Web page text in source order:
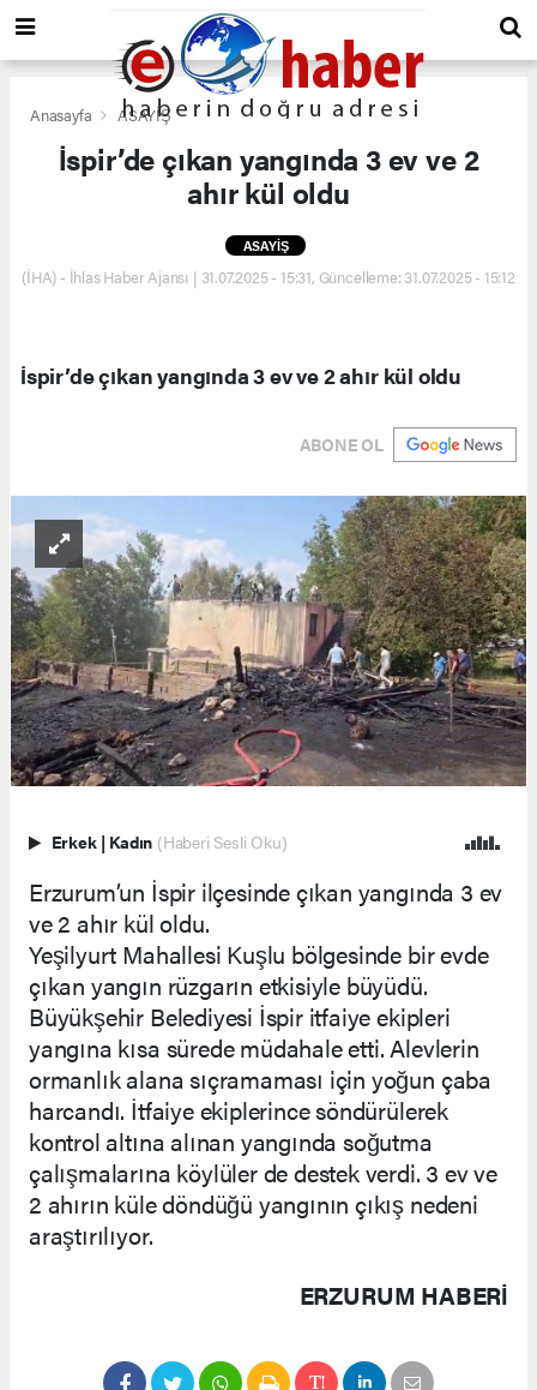
Anasayfa ASAYİŞ
İspir’de çıkan yangında 3 ev ve 2
ahır kül oldu
ASAYİŞ
(İHA) - İhlas Haber Ajansı | 31.07.2025 - 15:31, Güncelleme: 31.07.2025 - 15:12
İspir’de çıkan yangında 3 ev ve 2 ahır kül oldu
ABONE OL
Erkek | Kadın (Haberi Sesli Oku)
Erzurum’un İspir ilçesinde çıkan yangında 3 ev
ve 2 ahır kül oldu.
Yeşilyurt Mahallesi Kuşlu bölgesinde bir evde
çıkan yangın rüzgarın etkisiyle büyüdü.
Büyükşehir Belediyesi İspir itfaiye ekipleri
yangına kısa sürede müdahale etti. Alevlerin
ormanlık alana sıçramaması için yoğun çaba
harcandı. İtfaiye ekiplerince söndürülerek
kontrol altına alınan yangında soğutma
çalışmalarına köylüler de destek verdi. 3 ev ve
2 ahırın küle döndüğü yangının çıkış nedeni
araştırılıyor.
ERZURUM HABERİ